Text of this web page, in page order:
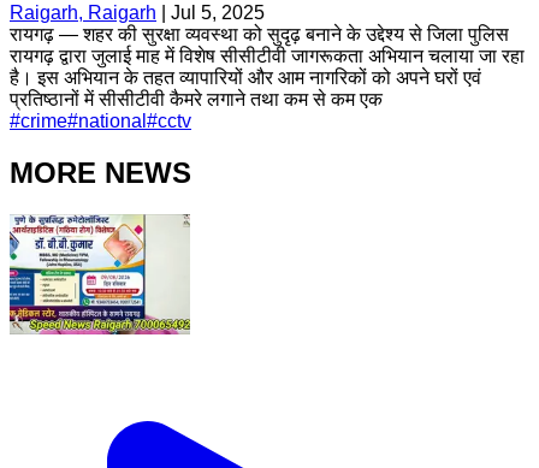
Raigarh, Raigarh
Jul 5, 2025
रायगढ़ — शहर की सुरक्षा व्यवस्था को सुदृढ़ बनाने के उद्देश्य से जिला पुलिस
रायगढ़ द्वारा जुलाई माह में विशेष सीसीटीवी जागरूकता अभियान चलाया जा रहा
है। इस अभियान के तहत व्यापारियों और आम नागरिकों को अपने घरों एवं
प्रतिष्ठानों में सीसीटीवी कैमरे लगाने तथा कम से कम एक
#crime#national #cctv
MORE NEWS